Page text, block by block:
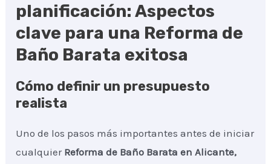
planificación: Aspectos
clave para una Reforma de
Baño Barata exitosa
Cómo definir un presupuesto
realista
Uno de los pasos más importantes antes de iniciar
cualquier Reforma de Baño Barata en Alicante,